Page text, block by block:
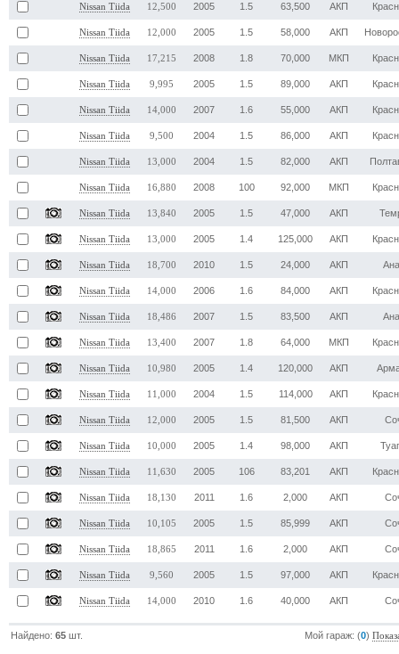
Nissan Tiida 12,500 2005 1.5 63,500 АКП
Nissan Tiida 12,000 2005 1.5 58,000 АКП
Nissan Tiida 17,215 2008 1.8 70,000 МКП
Nissan Tiida 9,995 2005 1.5 89,000 АКП
Nissan Tiida 14,000 2007 1.6 55,000 АКП
Nissan Tiida 9,500 2004 1.5 86,000 АКП
Nissan Tiida 13,000 2004 1.5 82,000 АКП
Nissan Tiida 16,880 2008 100 92,000 МКП
Nissan Tiida 13,840 2005 1.5 47,000 АКП
Nissan Tiida 13,000 2005 1.4 125,000 АКП
Nissan Tiida 18,700 2010 1.5 24,000 АКП
Nissan Tiida 14,000 2006 1.6 84,000 АКП
Nissan Tiida 18,486 2007 1.5 83,500 АКП
Nissan Tiida 13,400 2007 1.8 64,000 МКП
Nissan Tiida 10,980 2005 1.4 120,000 АКП
Nissan Tiida 11,000 2004 1.5 114,000 АКП
Nissan Tiida 12,000 2005 1.5 81,500 АКП
Nissan Tiida 10,000 2005 1.4 98,000 АКП
Nissan Tiida 11,630 2005 106 83,201 АКП
Nissan Tiida 18,130 2011 1.6 2,000 АКП
Nissan Tiida 10,105 2005 1.5 85,999 АКП
Nissan Tiida 18,865 2011 1.6 2,000 АКП
Nissan Tiida 9,560 2005 1.5 97,000 АКП
Nissan Tiida 14,000 2010 1.6 40,000 АКП
Найдено:65 шт. Мой гараж: (0)